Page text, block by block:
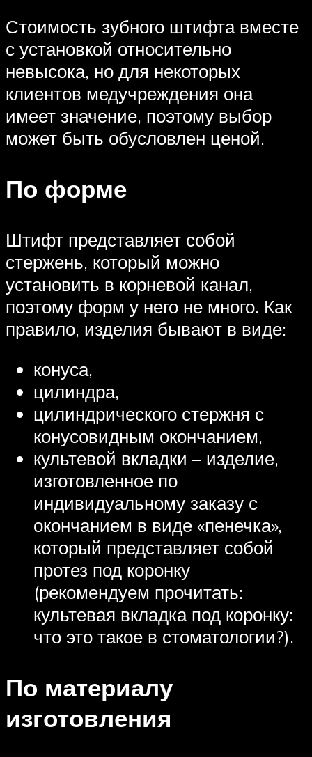
Стоимость зубного штифта вместе
с установкой относительно
невысока, но для некоторых
клиентов медучреждения она
имеет значение, поэтому выбор
может быть обусловлен ценой.
По форме
Штифт представляет собой
стержень, который можно
установить в корневой канал,
поэтому форм у него не много. Как
правило, изделия бывают в виде:
конуса,
цилиндра,
цилиндрического стержня с
конусовидным окончанием,
культевой вкладки – изделие,
изготовленное по
индивидуальному заказу с
окончанием в виде «пенечка»,
который представляет собой
протез под коронку
(рекомендуем прочитать:
культевая вкладка под коронку:
что это такое в стоматологии?).
По материалу
изготовления